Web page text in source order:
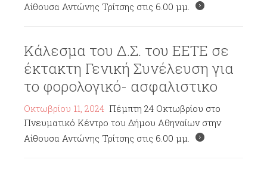
Αίθουσα Αντώνης Τρίτσης στις 6.00 μμ.
Κάλεσμα του Δ.Σ. του ΕΕΤΕ σε
έκτακτη Γενική Συνέλευση για
το φορολογικό- ασφαλιστικο
Οκτωβρίου 11, 2024 Πέμπτη 24 Οκτωβρίου στο
Πνευματικό Κέντρο του Δήμου Αθηναίων στην
Αίθουσα Αντώνης Τρίτσης στις 6.00 μμ.